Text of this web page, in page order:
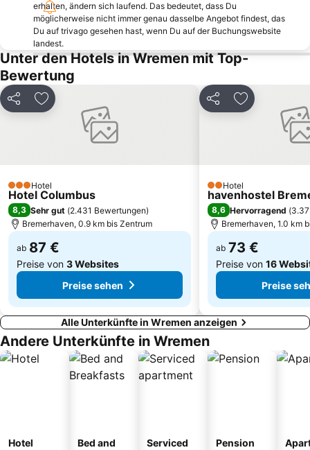
Stadtbremisches Überseehafengebiet Bremerhaven
Deutsches Marinemuseum
Bernsteinsee
Lüdingworth
Deichkirche Carolinensiel
Museum Nationalparkhaus Fedderwardersiel
Zoo im Kurpark Döse
Berensch-Arensch
Wattwagenfahrt zur Insel Neuwerk
Käpt´n Cux´s Hafen
Nationalpark Niedersächsisches Wattenmeer
Bad 2
Technik-Museum U-Boot Wilhelm Bauer
erhalten, ändern sich laufend. Das bedeutet, dass Du
möglicherweise nicht immer genau dasselbe Angebot findest, das
Du auf trivago gesehen hast, wenn Du auf der Buchungswebsite
landest.
Unter den Hotels in Wremen mit Top-
Bewertung
Teilen Zu Favoriten hinzufügen
3 Sterne
Hotel
Hotel Columbus
8,3 Sehr gut (2.431 Bewertungen)
Bremerhaven, 0.9 km bis Zentrum
ab 87 €
Preise von 3 Websites
Preise sehen
Teilen Zu Favoriten
2 Sterne
Hotel
havenhostel
8,6 Hervorragend (
Bremerhaven, 1.0 km
ab 73 €
Preise von 16
Preise
Alle Unterkünfte in Wremen anzeigen
Andere Unterkünfte in Wremen
Hotel
Bed and
Serviced
Pension